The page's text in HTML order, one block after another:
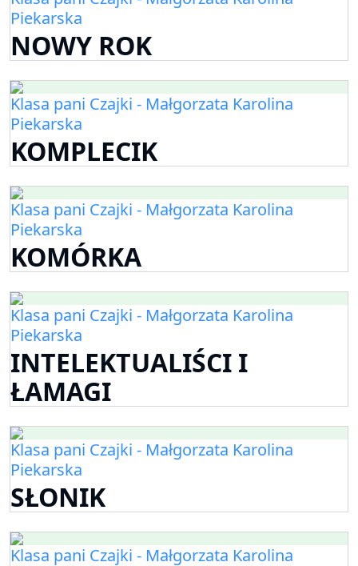
Piekarska
NOWY ROK
Klasa pani Czajki - Małgorzata Karolina
Piekarska
KOMPLECIK
Klasa pani Czajki - Małgorzata Karolina
Piekarska
KOMÓRKA
Klasa pani Czajki - Małgorzata Karolina
Piekarska
INTELEKTUALIŚCI I
ŁAMAGI
Klasa pani Czajki - Małgorzata Karolina
Piekarska
SŁONIK
Klasa pani Czajki - Małgorzata Karolina